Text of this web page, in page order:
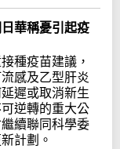
華稱憂引起疫
種疫苗建議，
感及乙型肝炎
遲或取消新生
逆轉的重大公
續聯同科學委
計劃。